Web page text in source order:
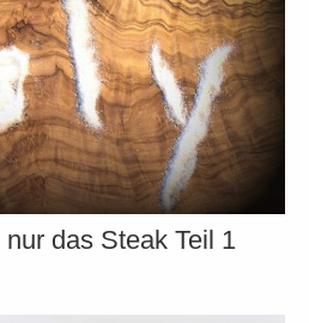
nur das Steak Teil 1